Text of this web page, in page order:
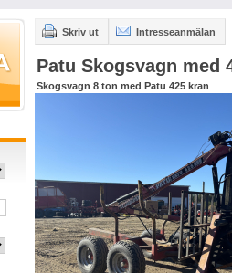
Skriv ut Intresseanmälan
Patu Skogsvagn med
Skogsvagn 8 ton med Patu 425 kran